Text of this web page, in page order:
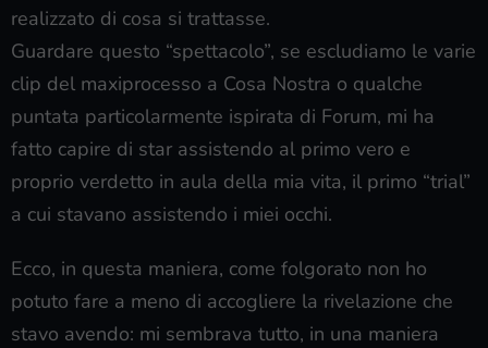
realizzato di cosa si trattasse.
Guardare questo “spettacolo”, se escludiamo le varie
clip del maxiprocesso a Cosa Nostra o qualche
puntata particolarmente ispirata di Forum, mi ha
fatto capire di star assistendo al primo vero e
proprio verdetto in aula della mia vita, il primo “trial”
a cui stavano assistendo i miei occhi.
Ecco, in questa maniera, come folgorato non ho
potuto fare a meno di accogliere la rivelazione che
stavo avendo: mi sembrava tutto, in una maniera